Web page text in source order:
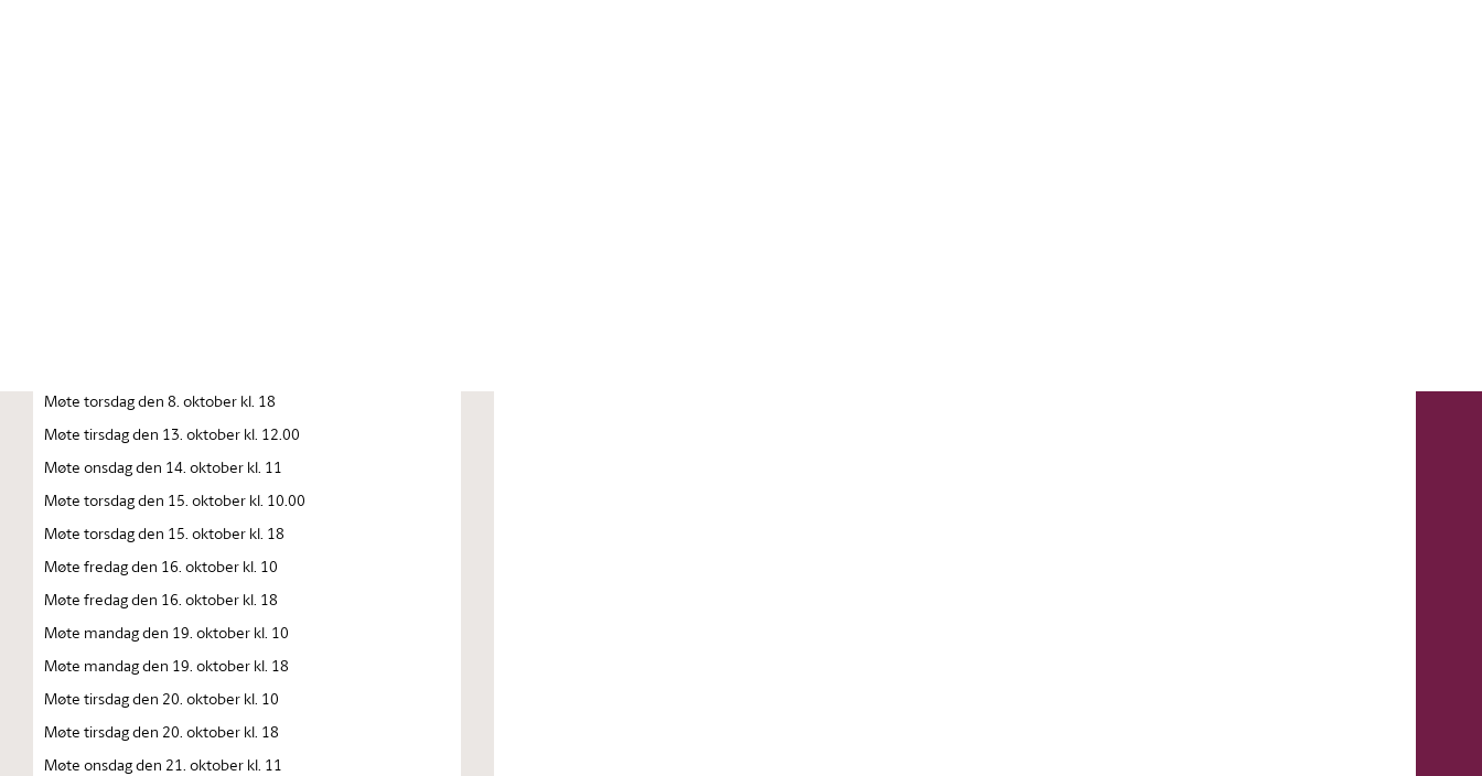
Møte torsdag den 8. oktober kl. 18
Møte tirsdag den 13. oktober kl. 12.00
Møte onsdag den 14. oktober kl. 11
Møte torsdag den 15. oktober kl. 10.00
Møte torsdag den 15. oktober kl. 18
Møte fredag den 16. oktober kl. 10
Møte fredag den 16. oktober kl. 18
Møte mandag den 19. oktober kl. 10
Møte mandag den 19. oktober kl. 18
Møte tirsdag den 20. oktober kl. 10
Møte tirsdag den 20. oktober kl. 18
Møte onsdag den 21. oktober kl. 11